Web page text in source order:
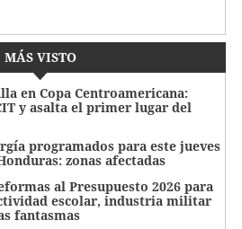
MÁS VISTO
en Copa Centroamericana:
y asalta el primer lugar del
programados para este jueves
zonas afectadas
al Presupuesto 2026 para
escolar, industria militar
fantasmas